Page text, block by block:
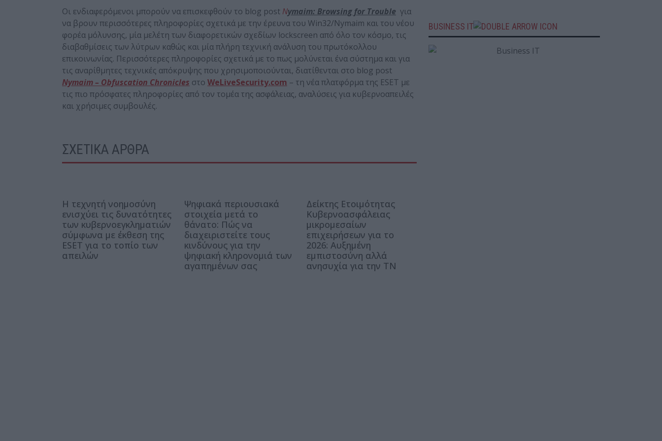
Οι ενδιαφερόμενοι μπορούν να επισκεφθούν το blog post Nymaim: Browsing for Trouble για
να βρουν περισσότερες πληροφορίες σχετικά με την έρευνα του Win32/Nymaim και του νέου
φορέα μόλυνσης, μία μελέτη των διαφορετικών σχεδίων lockscreen από όλο τον κόσμο, τις
διαβαθμίσεις των λύτρων καθώς και μία πλήρη τεχνική ανάλυση του πρωτόκολλου
επικοινωνίας. Περισσότερες πληροφορίες σχετικά με το πως μολύνεται ένα σύστημα και για
τις αναρίθμητες τεχνικές απόκρυψης που χρησιμοποιούνται, διατίθενται στο blog post
Nymaim – Obfuscation Chronicles στο WeLiveSecurity.com – τη νέα πλατφόρμα της ESET με
τις πιο πρόσφατες πληροφορίες από τον τομέα της ασφάλειας, αναλύσεις για κυβερνοαπειλές
και χρήσιμες συμβουλές.
ΣΧΕΤΙΚΑ ΑΡΘΡΑ
Η τεχνητή νοημοσύνη
ενισχύει τις δυνατότητες
των κυβερνοεγκληματιών
σύμφωνα με έκθεση της
ESET για το τοπίο των
απειλών
Ψηφιακά περιουσιακά
στοιχεία μετά το
θάνατο: Πώς να
διαχειριστείτε τους
κινδύνους για την
ψηφιακή κληρονομιά των
αγαπημένων σας
Δείκτης Ετοιμότητας
Κυβερνοασφάλειας
μικρομεσαίων
επιχειρήσεων για το
2026: Αυξημένη
εμπιστοσύνη αλλά
ανησυχία για την ΤΝ
BUSINESS IT